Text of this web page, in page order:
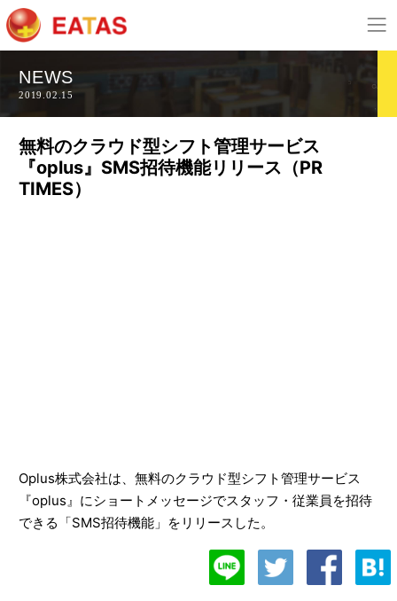
NEWS
2019.02.15
無料のクラウド型シフト管理サービス
『oplus』SMS招待機能リリース（PR
TIMES）
Oplus株式会社は、無料のクラウド型シフト管理サービス
『oplus』にショートメッセージでスタッフ・従業員を招待
できる「SMS招待機能」をリリースした。